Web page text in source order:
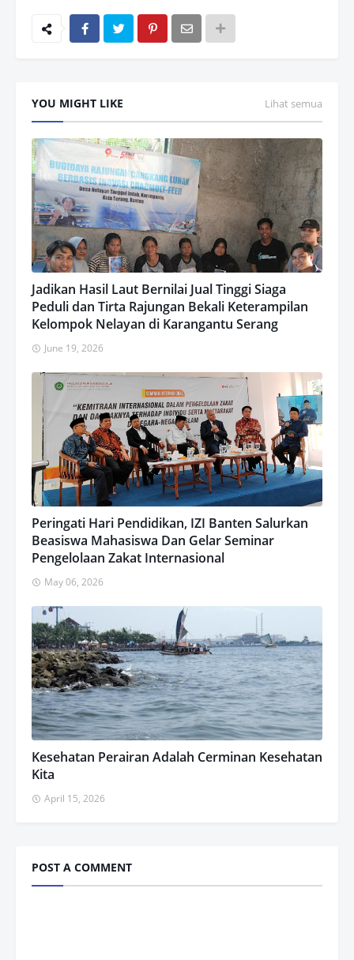
YOU MIGHT LIKE Lihat semua
Jadikan Hasil Laut Bernilai Jual Tinggi Siaga
Peduli dan Tirta Rajungan Bekali Keterampilan
Kelompok Nelayan di Karangantu Serang
June 19, 2026
Peringati Hari Pendidikan, IZI Banten Salurkan
Beasiswa Mahasiswa Dan Gelar Seminar
Pengelolaan Zakat Internasional
May 06, 2026
Kesehatan Perairan Adalah Cerminan Kesehatan
Kita
April 15, 2026
POST A COMMENT